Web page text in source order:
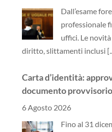
Dall’esame
professionale
uffici. Le
diritto, slittamenti inclusi
Carta d’identità:
documento provvisorio
6 Agosto 2026
Fino al 31